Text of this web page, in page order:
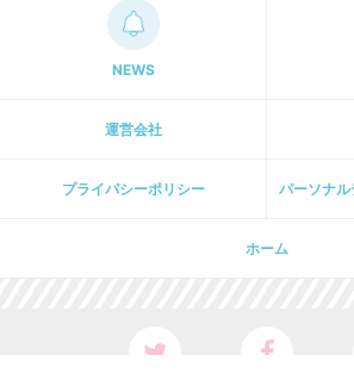
NEWS
運営会社
プライパシーポリシー パーソナ
ホーム